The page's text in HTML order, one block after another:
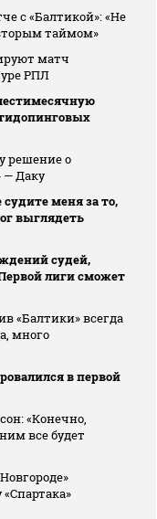
с «Балтикой»: «Не
таймом»
матч
РПЛ
решение о
— Даку
меня за то,
выглядеть
судей,
лиги сможет
«Балтики» всегда
много
в первой
«Конечно,
все будет